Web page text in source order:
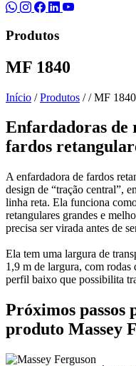
Produtos
MF 1840
Início / Produtos / / MF 1840
Enfardadoras de
fardos
A enfardadora de fardos
design de “tração central”,
linha reta. Ela funciona
retangulares grandes e
precisa ser virada antes de
Ela tem uma largura de
1,9 m de largura, com
perfil baixo que possibilita
Próximos
produto Massey